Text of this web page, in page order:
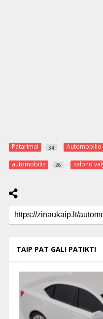
Patarimai 34 Automobilio
automobilis 26 salono
TAIP PAT GALI PATIKTI